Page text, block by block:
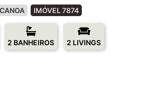
IMÓVEL 7874
2 BANHEIROS 2 LIVINGS